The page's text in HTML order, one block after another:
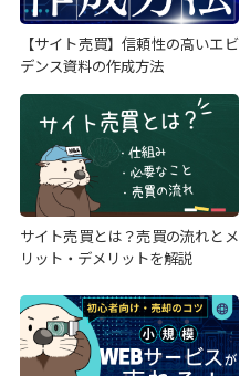
【サイト売買】信頼性の高いエビ
デンス資料の作成方法
サイト売買とは？売買の流れとメ
リット・デメリットを解説